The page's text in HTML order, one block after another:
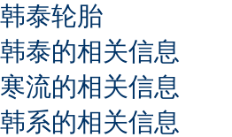
韩泰轮胎
韩泰的相关信息
寒流的相关信息
韩系的相关信息